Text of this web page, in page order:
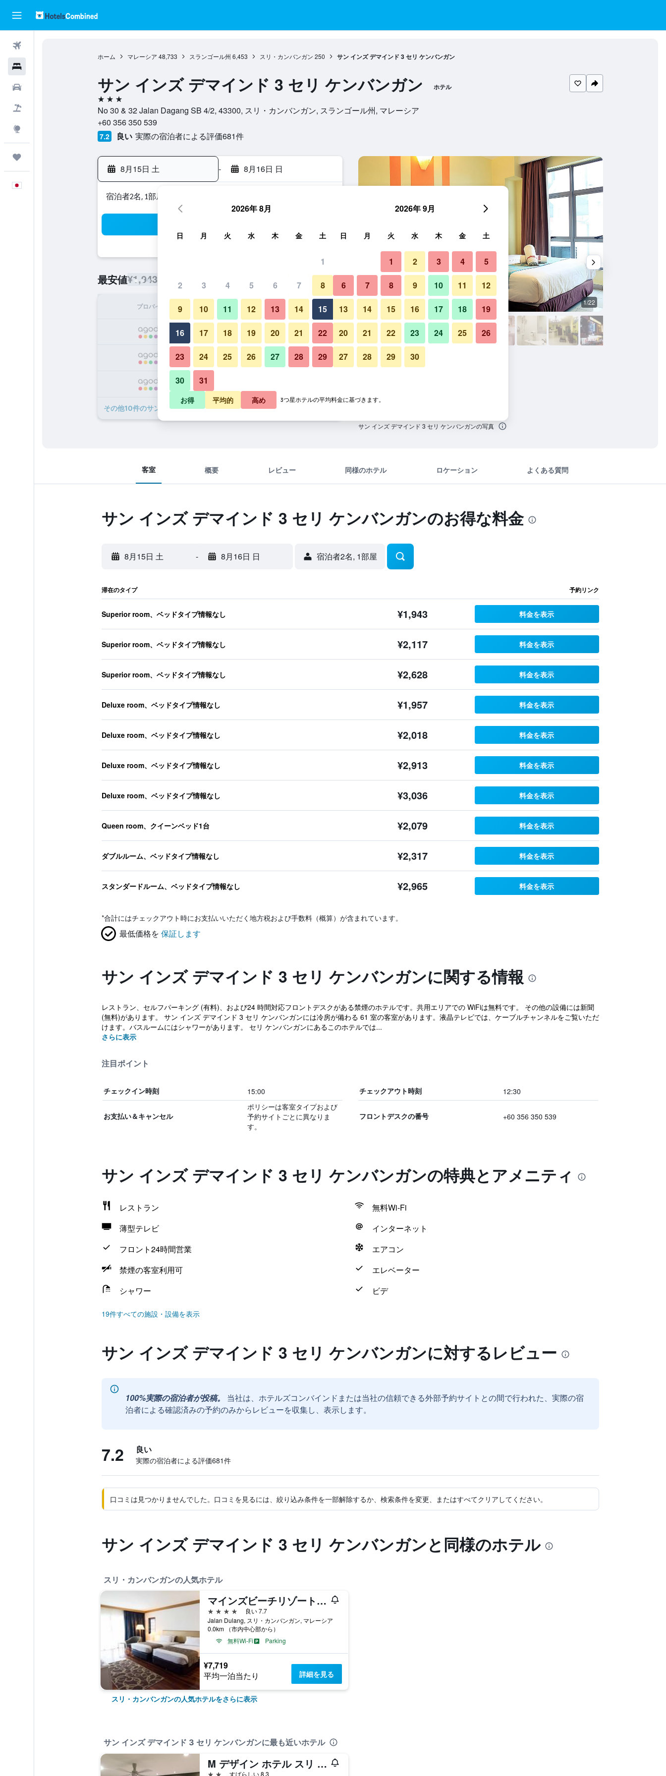
ホーム マレーシア 48,733 スランゴール州 6,453 スリ・カンバンガン 250 サン インズ デマインド 3 セリ ケンバンガン
サン インズ デマインド 3 セリ ケンバンガン ホテル
3つ星
No 30 & 32 Jalan Dagang SB 4/2, 43300, スリ・カンバンガン, スランゴール州, マレーシア
+60 356 350 539
7.2 良い 実際の宿泊者による評価681​件
8月15日 土 - 8月16日 日
宿泊者2名, 1​部屋
最安値¥1,943
プロバイダ 1泊あたり合計
¥1,943 プランを見る
¥1,957 プランを見る
​その他10​件のサン インズ デマインド 3 セリ ケンバンガンのオファー
寝室 1/22
サン インズ デマインド 3 セリ ケンバンガンの写真
客室 概要 レビュー 同様のホテル ロケーション よくある質問
サン インズ デマインド 3 セリ ケンバンガンのお得な料金
8月15日 土 - 8月16日 日 宿泊者2名, 1​部屋
滞在のタイプ 予約リンク
Superior room、ベッドタイプ情報なし ¥1,943 料金を表示
Superior room、ベッドタイプ情報なし ¥2,117 料金を表示
Superior room、ベッドタイプ情報なし ¥2,628 料金を表示
Deluxe room、ベッドタイプ情報なし ¥1,957 料金を表示
Deluxe room、ベッドタイプ情報なし ¥2,018 料金を表示
Deluxe room、ベッドタイプ情報なし ¥2,913 料金を表示
Deluxe room、ベッドタイプ情報なし ¥3,036 料金を表示
Queen room、クイーンベッド1台 ¥2,079 料金を表示
ダブルルーム、ベッドタイプ情報なし ¥2,317 料金を表示
スタンダードルーム、ベッドタイプ情報なし ¥2,965 料金を表示
*合計にはチェックアウト時にお支払いいただく地方税および手数料（概算）が含まれています。
最低価格を 保証します
サン インズ デマインド 3 セリ ケンバンガンに関する情報
レストラン、セルフパーキング (有料)、および24 時間対応フロントデスクがある禁煙のホテルです。共用エリアでの WiFiは無料です。 その他の設備には新聞
(無料)があります。 サン インズ デマインド 3 セリ ケンバンガンには冷房が備わる 61 室の客室があります。液晶テレビでは、ケーブルチャンネルをご覧いただ
けます。バスルームにはシャワーがあります。 セリ ケンバンガンにあるこのホテルでは...
さらに表示
注目ポイント
チェックイン時刻 15:00 チェックアウト時刻 12:30
お支払い＆キャンセル
ポリシーは客室タイプおよび
予約サイトごとに異なりま
す。
フロントデスクの番号 +60 356 350 539
サン インズ デマインド 3 セリ ケンバンガンの特典とアメニティ
レストラン
無料Wi-Fi
薄型テレビ
インターネット
フロント24時間営業
エアコン
禁煙の客室利用可
エレベーター
シャワー
ビデ
19件すべての施設・設備を表示
サン インズ デマインド 3 セリ ケンバンガンに対するレビュー
100%実際の宿泊者が投稿。
当社は、ホテルズコンバインドまたは当社の信頼できる外部予約サイトとの間で行われた、実際の宿
泊者による確認済みの予約のみからレビューを収集し、表示します。
7.2 良い
実際の宿泊者による評価681​件
口コミは見つかりませんでした。口コミを見るには、絞り込み条件を一部解除するか、検索条件を変更、またはすべてクリアしてください。
サン インズ デマインド 3 セリ ケンバンガンと同様のホテル
スリ・カンバンガンの人気ホテル
マインズビーチリゾートホテル
4つ星
良い 7.7
Jalan Dulang, スリ・カンバンガン, マレーシア
0.0km （市内中心部から）
無料Wi-Fi
Parking
¥7,719
平均一泊当たり 詳細を見る
スリ・カンバンガンの人気ホテルをさらに表示
サン インズ デマインド 3 セリ ケンバンガンに最も近いホテル
M デザイン ホテル スリ カンバンガン
2つ星 すばらしい 8.3
2026年 8月
日 月 火 水 木 金 土
1
2 3 4 5 6 7 8
9 10 11 12 13 14 15
16 17 18 19 20 21 22
23 24 25 26 27 28 29
30 31
2026年 9月
日 月 火 水 木 金 土
1 2 3 4 5
6 7 8 9 10 11 12
13 14 15 16 17 18 19
20 21 22 23 24 25 26
27 28 29 30
お得 平均的 高め 3つ星ホテルの平均料金に基づきます。